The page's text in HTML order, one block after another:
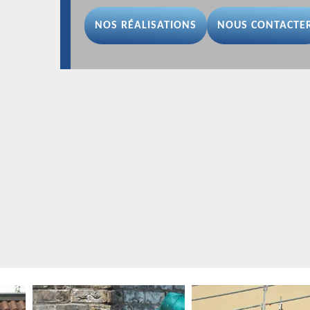
NOS RÉALISATIONS NOUS